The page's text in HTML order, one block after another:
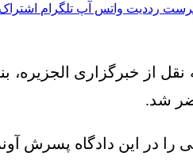
‫رددیت واتس آپ تلگرام
از خبرگزاری الجزیره،
شد.
را در این دادگاه پسرش